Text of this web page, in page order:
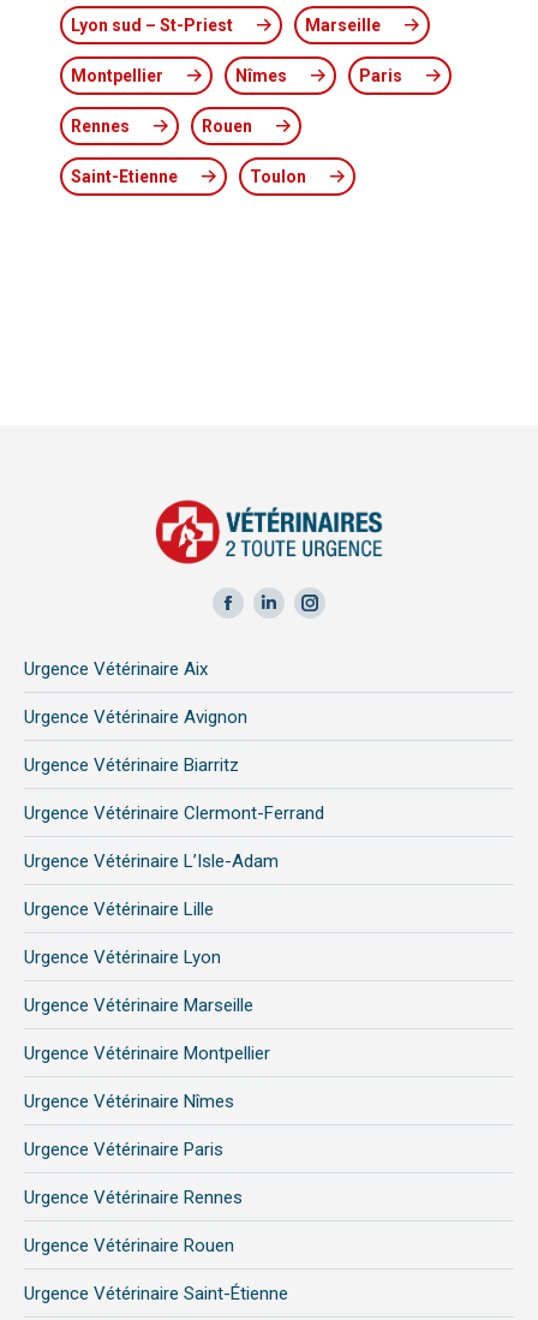
Lyon sud – St-Priest Marseille
Montpellier Nîmes Paris
Rennes Rouen
Saint-Etienne Toulon
Facebook
in
new
window
LinkedIn
new
Instagram
new
Urgence Vétérinaire Aix
Urgence Vétérinaire Avignon
Urgence Vétérinaire Biarritz
Urgence Vétérinaire Clermont-Ferrand
Urgence Vétérinaire L’Isle-Adam
Urgence Vétérinaire Lille
Urgence Vétérinaire Lyon
Urgence Vétérinaire Marseille
Urgence Vétérinaire Montpellier
Urgence Vétérinaire Nîmes
Urgence Vétérinaire Paris
Urgence Vétérinaire Rennes
Urgence Vétérinaire Rouen
Urgence Vétérinaire Saint-Étienne